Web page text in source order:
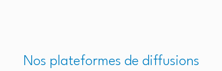
Nos plateformes de diffusions